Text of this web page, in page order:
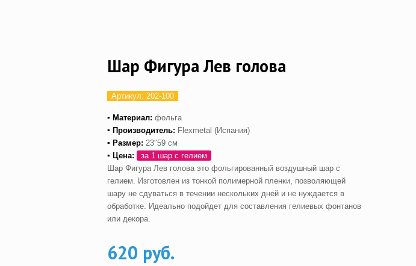
Шар Фигура Лев голова
Артикул: 202-100
▪ Материал: фольга
▪ Производитель: Flexmetal (Испания)
▪ Размер: 23″59 см
▪ Цена:
за 1 шар с гелием
Шар Фигура Лев голова это фольгированный воздушный шар с
гелием. Изготовлен из тонкой полимерной пленки, позволяющей
шару не сдуваться в течении нескольких дней и не нуждается в
обработке. Идеально подойдет для составления гелиевых фонтанов
или декора.
620 руб.